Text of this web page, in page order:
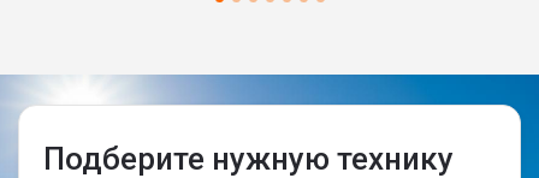
Подберите нужную технику